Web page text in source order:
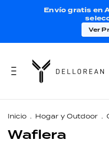
Envío gratis en
Ver
Inicio . Hogar y Outdoor .
Waflera